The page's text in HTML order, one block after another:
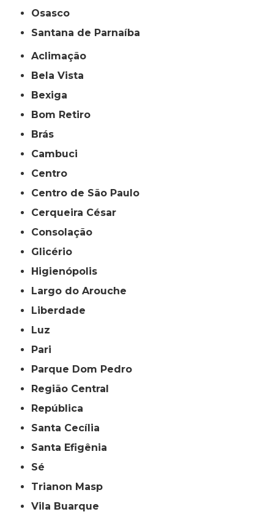
Osasco
Santana de Parnaíba
Aclimação
Bela Vista
Bexiga
Bom Retiro
Brás
Cambuci
Centro
Centro de São Paulo
Cerqueira César
Consolação
Glicério
Higienópolis
Largo do Arouche
Liberdade
Luz
Pari
Parque Dom Pedro
Região Central
República
Santa Cecília
Santa Efigênia
Sé
Trianon Masp
Vila Buarque